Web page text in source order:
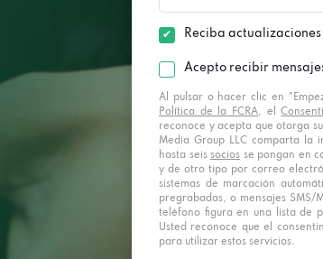
Reciba
Acepto recibir
Al pulsar o hacer clic en
Política de la FCRA, el
reconoce y acepta que otorga
Media Group LLC comparta la
hasta seissocios se pongan en
y de otro tipo por correo
sistemas de marcación
pregrabadas, o mensajes SMS/
teléfono figura en una lista de
Usted reconoce que el
para utilizar estos servicios.